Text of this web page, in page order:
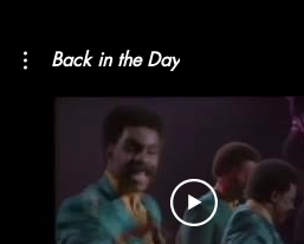
Back in the Day